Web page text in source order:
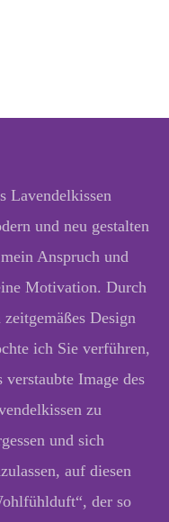
Lavendelkissen
und neu gestalten
Anspruch und
Motivation. Durch
zeitgemäßes Design
ich Sie verführen,
verstaubte Image des
zu
und sich
auf diesen
der so